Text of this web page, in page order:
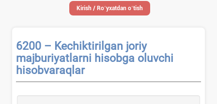
Kirish / Roʻyхatdan oʻtish
6200 – Kechiktirilgan joriy
majburiyatlarni hisobga oluvchi
hisobvaraqlar